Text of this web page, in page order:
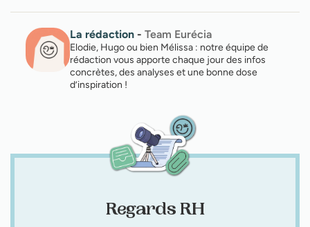
La rédaction - Team Eurécia
Elodie, Hugo ou bien Mélissa : notre équipe de
rédaction vous apporte chaque jour des infos
concrètes, des analyses et une bonne dose
d’inspiration !
Regards RH